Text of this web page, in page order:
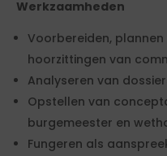
Werkzaamheden
Voorbereiden,
hoorzittingen van
Analyseren van
Opstellen van
burgemeester en
Fungeren als